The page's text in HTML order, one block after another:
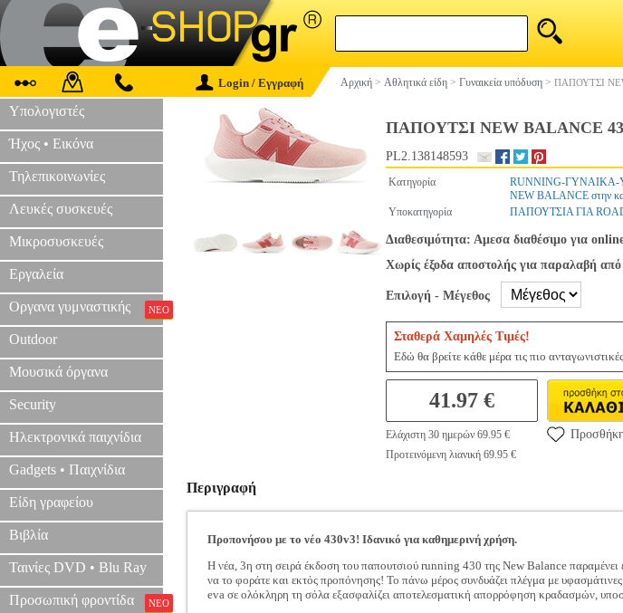
Login / Εγγραφή Αρχική > Αθλητικά είδη > Γυναικεία υπόδυση > ΠΑΠΟΥΤΣΙ
Υπολογιστές
Ήχος • Εικόνα
Τηλεπικοινωνίες
Λευκές συσκευές
Μικροσυσκευές
Εργαλεία
Οργανα γυμναστικής ΝΕΟ
Outdoor
Μουσικά όργανα
Security
Ηλεκτρονικά παιχνίδια
Gadgets • Παιχνίδια
Είδη γραφείου
Βιβλία
Ταινίες DVD • Blu Ray
Προσωπική φροντίδα ΝΕΟ
ΠΑΠΟΥΤΣΙ NEW BALANCE
PL2.138148593
Κατηγορία RUNNING-
NEW BALANCE στην
Υποκατηγορία
ΠΑΠΟΥΤΣΙΑ ΓΙΑ
Διαθεσιμότητα: Αμεσα διαθέσιμο για
Χωρίς έξοδα αποστολής για παραλαβή
Επιλογή - Μέγεθος
Σταθερά Χαμηλές Τιμές!
Εδώ θα βρείτε κάθε μέρα τις πιο
41.97 €
Ελάχιστη 30 ημερών 69.95 €
Προτεινόμενη λιανική 69.95 €
Περιγραφή
Προπονήσου με το νέο 430v3! Ιδανικό για καθημερινή χρήση.
Η νέα, 3η στη σειρά έκδοση του παπουτσιού running 430 της New Balance
να το φοράτε και εκτός προπόνησης! Το πάνω μέρος συνδυάζει πλέγμα με
eva σε ολόκληρη τη σόλα εξασφαλίζει αποτελεσματική απορρόφηση κραδασμών,